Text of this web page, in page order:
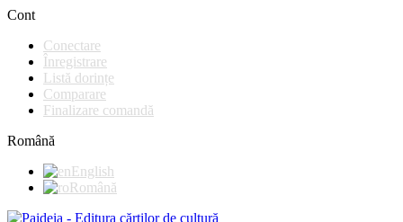
Cont
Conectare
Înregistrare
Listă dorințe
Comparare
Finalizare comandă
Română
English
Română